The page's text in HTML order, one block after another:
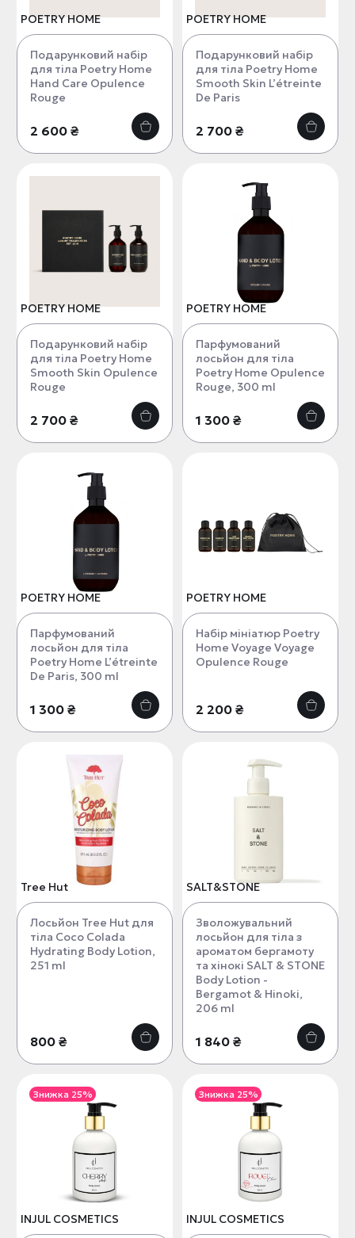
POETRY HOME
Подарунковий набір
для тіла Poetry Home
Hand Care Opulence
Rouge
2 600 ₴
POETRY HOME
Подарунковий набір
для тіла Poetry Home
Smooth Skin L’étreinte
De Paris
2 700 ₴
POETRY HOME
Подарунковий набір
для тіла Poetry Home
Smooth Skin Opulence
Rouge
2 700 ₴
POETRY HOME
Парфумований
лосьйон для тіла
Poetry Home Opulence
Rouge, 300 ml
1 300 ₴
POETRY HOME
Парфумований
лосьйон для тіла
Poetry Home L’étreinte
De Paris, 300 ml
1 300 ₴
POETRY HOME
Набір мініатюр Poetry
Home Voyage Voyage
Opulence Rouge
2 200 ₴
Tree Hut
Лосьйон Tree Hut для
тіла Coco Colada
Hydrating Body Lotion,
251 ml
800 ₴
SALT&STONE
Зволожувальний
лосьйон для тіла з
ароматом бергамоту
та хінокі SALT & STONE
Body Lotion -
Bergamot & Hinoki,
206 ml
1 840 ₴
Знижка 25%
INJUL COSMETICS
Знижка 25%
INJUL COSMETICS